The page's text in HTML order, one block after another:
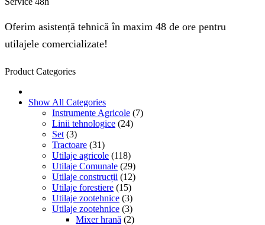
Oferim asistență tehnică în maxim 48 de ore pentru
utilajele comercializate!
Product Categories
Show All Categories
Instrumente Agricole (7)
Linii tehnologice (24)
Set (3)
Tractoare (31)
Utilaje agricole (118)
Utilaje Comunale (29)
Utilaje construcții (12)
Utilaje forestiere (15)
Utilaje zootehnice (3)
Utilaje zootehnice (3)
Mixer hrană (2)